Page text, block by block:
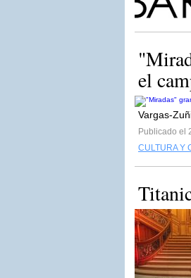
el
Vargas-
Publicado el
CULTURA Y